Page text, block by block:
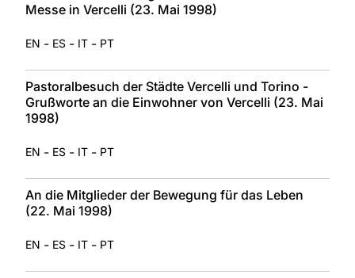
Messe in Vercelli (23. Mai 1998)
EN - ES - IT - PT
Pastoralbesuch der Städte Vercelli und Torino -
Grußworte an die Einwohner von Vercelli (23. Mai
1998)
EN - ES - IT - PT
An die Mitglieder der Bewegung für das Leben
(22. Mai 1998)
EN - ES - IT - PT